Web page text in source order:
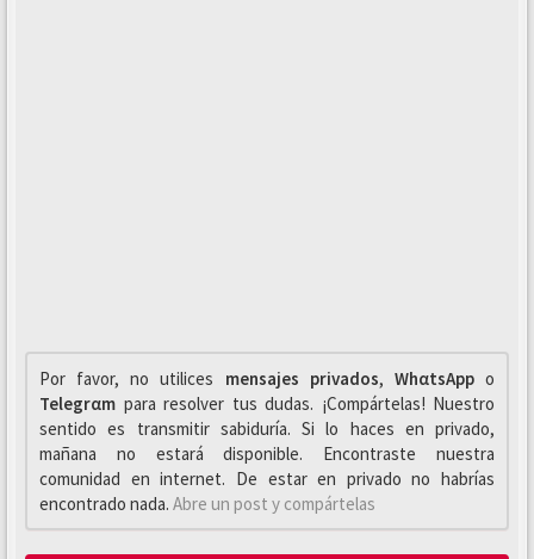
Por favor, no utilices mensajes privados, WhαtsAppo
Telegrαm para resolver tus dudas. ¡Compártelas! Nuestro
sentido es transmitir sabiduría. Si lo haces en privado,
mañana no estará disponible. Encontraste nuestra
comunidad en internet. De estar en privado no habrías
encontrado nada. Abre un post y compártelas